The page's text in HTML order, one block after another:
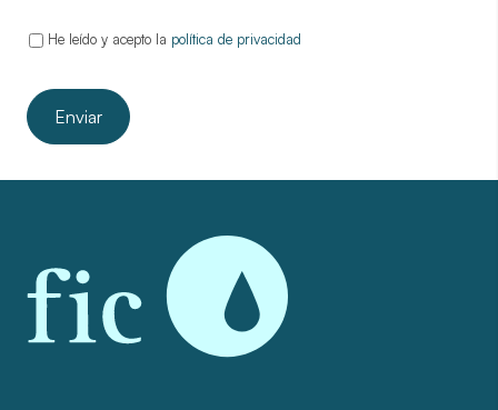
He leído y acepto la política de privacidad